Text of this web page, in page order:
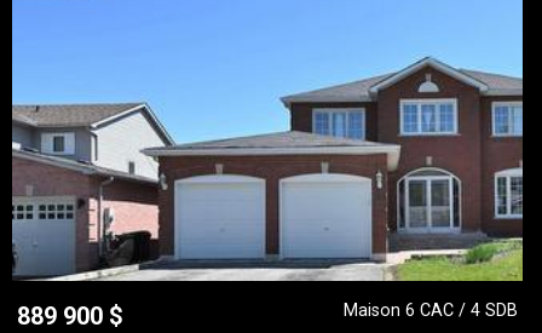
889 900 $
Maison 6 CAC / 4 SDB